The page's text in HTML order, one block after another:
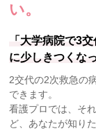
い。
「大学病院で3
に少しきつくな
2交代の2次救急の
できます。
看護プロでは、そ
ど、あなたが知り